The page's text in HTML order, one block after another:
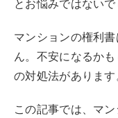
とお悩みではないで
マンションの権利
ん。不安になるか
の対処法があります
この記事では、マ